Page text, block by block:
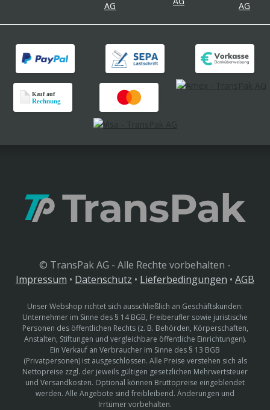
© TransPak AG - Alle Rechte vorbehalten -
Impressum • Datenschutz • Lieferbedingungen • AGB
Unser Webshop richtet sich ausschließlich an Geschäftskunden:
Unternehmer im Sinne des § 14 BGB, Freiberufler sowie juristische
Personen des öffentlichen Rechts (z. B. Behörden, Körperschaften,
Anstalten, Stiftungen und vergleichbare öffentliche Einrichtungen).
Ein Verkauf an Verbraucher im Sinne des § 13 BGB
(Privatpersonen) ist ausgeschlossen. Alle Preise verstehen sich als
Nettopreise zzgl. der jeweils gültigen gesetzlichen Mehrwertsteuer
und Versandkosten. Optional können Bruttopreise eingeblendet
werden. Alle Angebote sind freibleibend. Änderungen und
Irrtümer vorbehalten.